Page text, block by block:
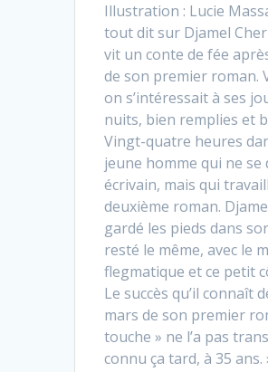
Illustration : Lucie
tout dit sur Djamel
vit un conte de fée
de son premier roman.
on s’intéressait à ses
nuits, bien remplies et
Vingt-quatre heures
jeune homme qui ne se
écrivain, mais qui
deuxième roman.
gardé les pieds dans
resté le même, avec le
flegmatique et ce petit
Le succès qu’il connaît
mars de son premier
touche » ne l’a pas
connu ça tard, à 35